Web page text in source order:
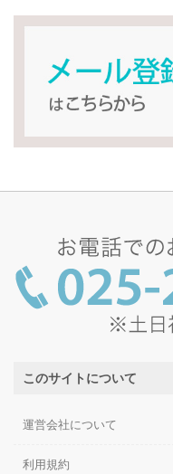
このサイトについて
運営会社について
利用規約